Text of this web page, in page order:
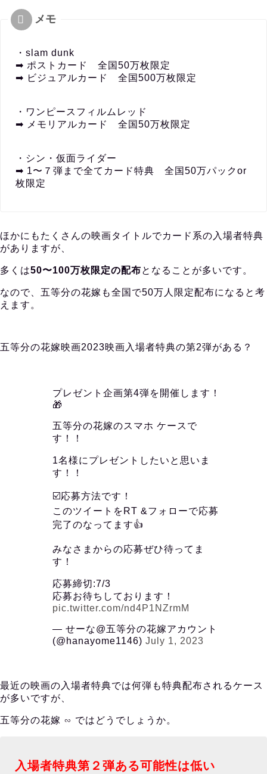
・slam dunk
➡︎ ポストカード 全国50万枚限定
➡︎ ビジュアルカード 全国500万枚限定
・ワンピースフィルムレッド
➡︎ メモリアルカード 全国50万枚限定
・シン・仮面ライダー
➡︎ 1〜７弾まで全てカード特典 全国50万パックor
枚限定
ほかにもたくさんの映画タイトルでカード系の入場者特典
がありますが、
多くは50〜100万枚限定の配布となることが多いです。
なので、五等分の花嫁も全国で50万人限定配布になると考
えます。
五等分の花嫁映画2023映画入場者特典の第2弾がある？
プレゼント企画第4弾を開催します！
🎁
五等分の花嫁のスマホ ケースで
す！！
1名様にプレゼントしたいと思いま
す！！
☑️応募方法です！
このツイートをRT &フォローで応募
完了のなってます👍
みなさまからの応募ぜひ待ってま
す！
応募締切:7/3
応募お待ちしております！
pic.twitter.com/nd4P1NZrmM
— せーな@五等分の花嫁アカウント
(@hanayome1146) July 1, 2023
最近の映画の入場者特典では何弾も特典配布されるケース
が多いですが、
五等分の花嫁 ∽ ではどうでしょうか。
入場者特典第２弾ある可能性は低い